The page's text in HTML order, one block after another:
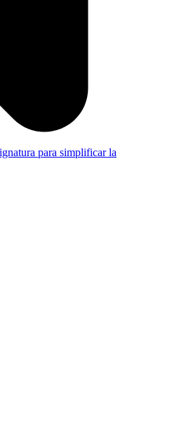
para simplificar la